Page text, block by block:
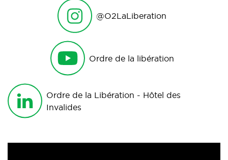
@O2LaLiberation
Ordre de la libération
Ordre de la Libération - Hôtel des
Invalides